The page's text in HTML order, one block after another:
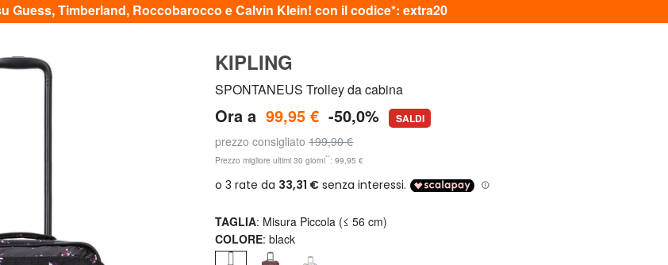
Guess, Timberland, Roccobarocco e Calvin Klein! con il codice*: extra20
KIPLING
SPONTANEUS Trolley da cabina
Ora a 99,95 € -50,0% SALDI
prezzo consigliato199,90 €
Prezzo migliore ultimi 30 giorni**: 99,95 €
TAGLIA: Misura Piccola (≤ 56 cm)
COLORE: black